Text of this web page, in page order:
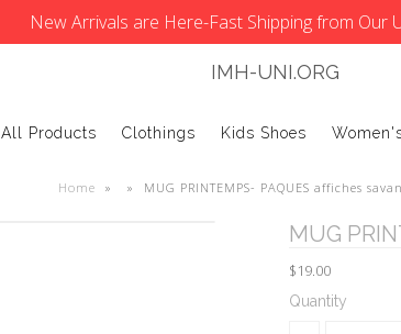
New Arrivals are Here-Fast Shipping from Our
IMH-UNI.ORG
All Products Clothings Kids Shoes
Home » » MUG PRINTEMPS- PAQUES affiches
MUG
$19.00
Quantity